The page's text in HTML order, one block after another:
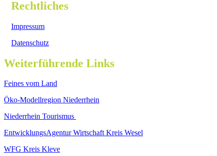
Rechtliches
Impressum
Datenschutz
Weiterführende Links
Feines vom Land
Öko-Modellregion Niederrhein
Niederrhein Tourismus
EntwicklungsAgentur Wirtschaft Kreis Wesel
WFG Kreis Kleve